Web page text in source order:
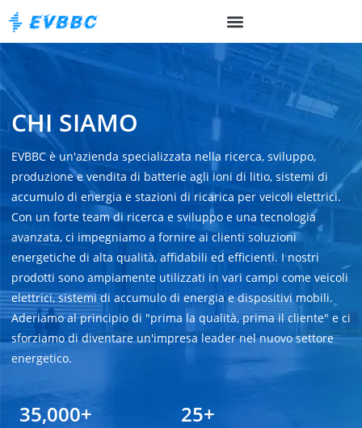
CHI SIAMO
EVBBC è un'azienda specializzata nella ricerca, sviluppo,
produzione e vendita di batterie agli ioni di litio, sistemi di
accumulo di energia e stazioni di ricarica per veicoli elettrici.
Con un forte team di ricerca e sviluppo e una tecnologia
avanzata, ci impegniamo a fornire ai clienti soluzioni
energetiche di alta qualità, affidabili ed efficienti. I nostri
prodotti sono ampiamente utilizzati in vari campi come veicoli
elettrici, sistemi di accumulo di energia e dispositivi mobili.
Aderiamo al principio di "prima la qualità, prima il cliente" e ci
sforziamo di diventare un'impresa leader nel nuovo settore
energetico.
35,000+ 25+